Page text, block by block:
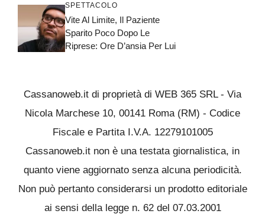
SPETTACOLO
Vite Al Limite, Il Paziente
Sparito Poco Dopo Le
Riprese: Ore D’ansia Per Lui
Cassanoweb.it di proprietà di WEB 365 SRL - Via
Nicola Marchese 10, 00141 Roma (RM) - Codice
Fiscale e Partita I.V.A. 12279101005
Cassanoweb.it non è una testata giornalistica, in
quanto viene aggiornato senza alcuna periodicità.
Non può pertanto considerarsi un prodotto editoriale
ai sensi della legge n. 62 del 07.03.2001